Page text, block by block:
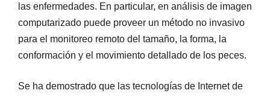
las enfermedades. En particular, en análisis de imagen
computarizado puede proveer un método no invasivo
para el monitoreo remoto del tamaño, la forma, la
conformación y el movimiento detallado de los peces.
Se ha demostrado que las tecnologías de Internet de